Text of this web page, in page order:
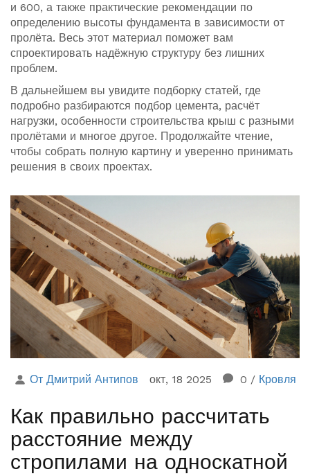
и 600, а также практические рекомендации по
определению высоты фундамента в зависимости от
пролёта. Весь этот материал поможет вам
спроектировать надёжную структуру без лишних
проблем.
В дальнейшем вы увидите подборку статей, где
подробно разбираются подбор цемента, расчёт
нагрузки, особенности строительства крыш с разными
пролётами и многое другое. Продолжайте чтение,
чтобы собрать полную картину и уверенно принимать
решения в своих проектах.
От Дмитрий Антипов окт, 18 2025 0 / Кровля
Как правильно рассчитать
расстояние между
стропилами на односкатной